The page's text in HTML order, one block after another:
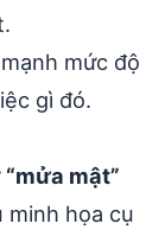
mức độ
gì đó.
“mửa mật”
minh họa cụ